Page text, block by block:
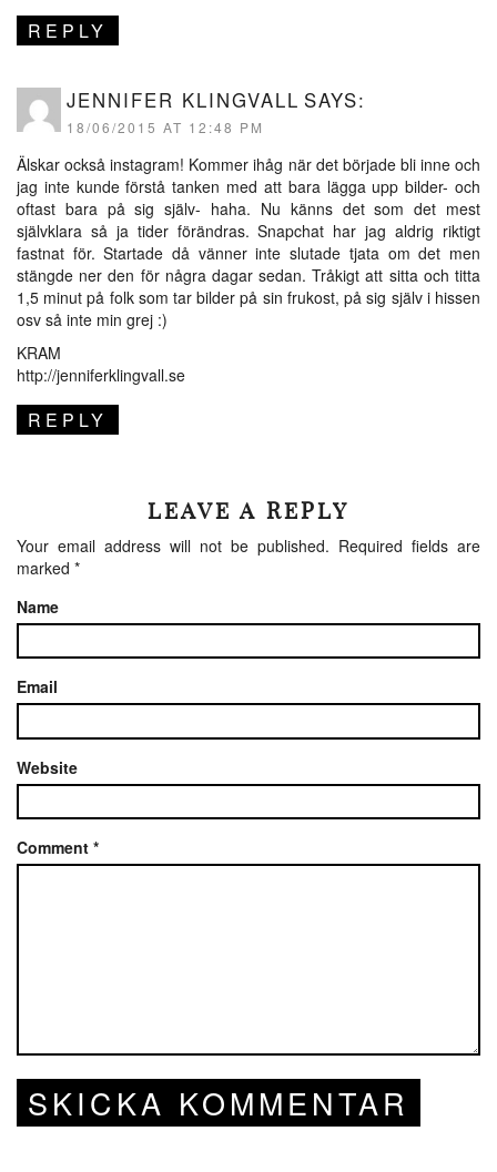
REPLY
JENNIFER KLINGVALL SAYS:
18/06/2015 AT 12:48 PM
Älskar också instagram! Kommer ihåg när det började bli inne och
jag inte kunde förstå tanken med att bara lägga upp bilder- och
oftast bara på sig själv- haha. Nu känns det som det mest
självklara så ja tider förändras. Snapchat har jag aldrig riktigt
fastnat för. Startade då vänner inte slutade tjata om det men
stängde ner den för några dagar sedan. Tråkigt att sitta och titta
1,5 minut på folk som tar bilder på sin frukost, på sig själv i hissen
osv så inte min grej :)
KRAM
http://jenniferklingvall.se
REPLY
LEAVE A REPLY
Your email address will not be published. Required fields are
marked *
Name
Email
Website
Comment *
SKICKA KOMMENTAR